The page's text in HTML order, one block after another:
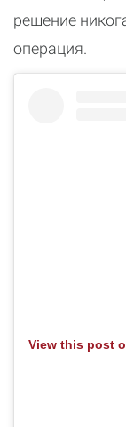
решение
операция.
View this post